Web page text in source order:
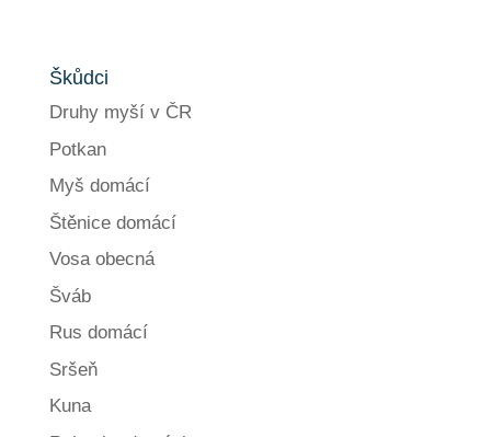
Škůdci
Druhy myší v ČR
Potkan
Myš domácí
Štěnice domácí
Vosa obecná
Šváb
Rus domácí
Sršeň
Kuna